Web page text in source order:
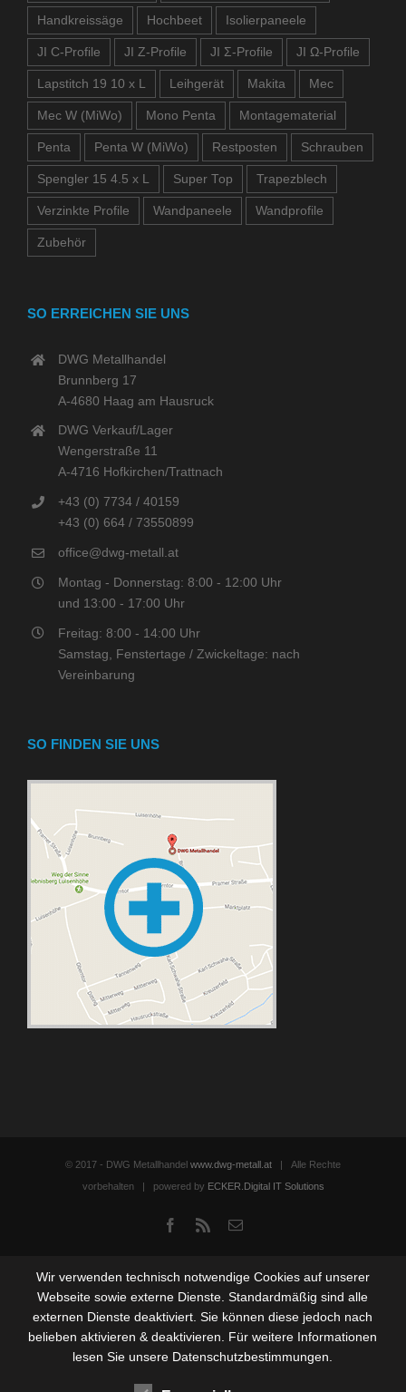
Handkreissäge Hochbeet Isolierpaneele
JI C-Profile JI Z-Profile JI Σ-Profile JI Ω-Profile
Lapstitch 19 10 x L Leihgerät Makita Mec
Mec W (MiWo) Mono Penta Montagematerial
Penta Penta W (MiWo) Restposten Schrauben
Spengler 15 4.5 x L Super Top Trapezblech
Verzinkte Profile Wandpaneele Wandprofile
Zubehör
SO ERREICHEN SIE UNS
DWG Metallhandel
Brunnberg 17
A-4680 Haag am Hausruck
DWG Verkauf/Lager
Wengerstraße 11
A-4716 Hofkirchen/Trattnach
+43 (0) 7734 / 40159
+43 (0) 664 / 73550899
office@dwg-metall.at
Montag - Donnerstag: 8:00 - 12:00 Uhr
und 13:00 - 17:00 Uhr
Freitag: 8:00 - 14:00 Uhr
Samstag, Fenstertage / Zwickeltage: nach
Vereinbarung
SO FINDEN SIE UNS
© 2017 - DWG Metallhandel www.dwg-metall.at | Alle Rechte
vorbehalten | powered by ECKER.Digital IT Solutions
Facebook
Rss Email
Wir verwenden technisch notwendige Cookies auf unserer
Webseite sowie externe Dienste. Standardmäßig sind alle
externen Dienste deaktiviert. Sie können diese jedoch nach
belieben aktivieren & deaktivieren. Für weitere Informationen
lesen Sie unsere Datenschutzbestimmungen.